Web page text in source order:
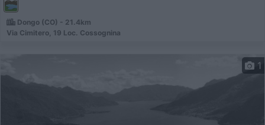
Dongo (CO) - 21.4km
Via Cimitero, 19 Loc. Cossognina
1